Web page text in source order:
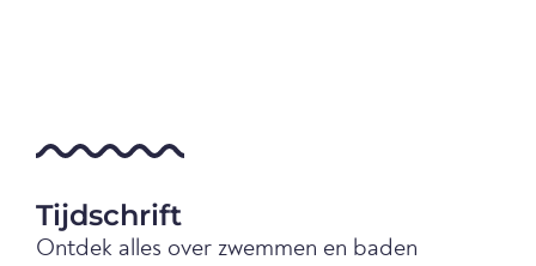
Tijdschrift
Ontdek alles over zwemmen en baden